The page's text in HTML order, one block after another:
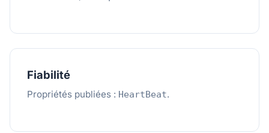
Fiabilité
Propriétés publiées : HeartBeat.